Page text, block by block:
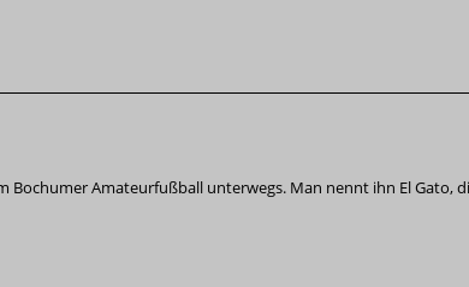
Bochumer Amateurfußball unterwegs. Man nennt ihn El Gato,